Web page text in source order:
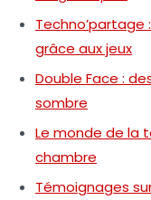
grâce aux jeux
Double Face :
sombre
Le monde de la
chambre
Témoignages